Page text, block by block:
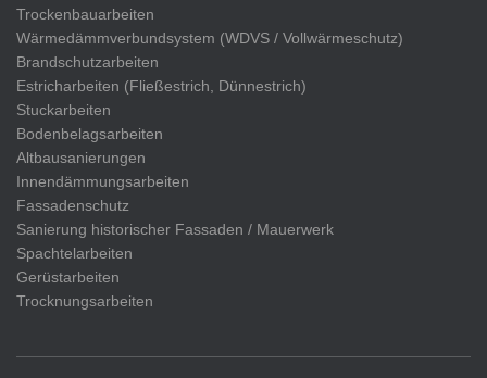
Trockenbauarbeiten
Wärmedämmverbundsystem (WDVS / Vollwärmeschutz)
Brandschutzarbeiten
Estricharbeiten (Fließestrich, Dünnestrich)
Stuckarbeiten
Bodenbelagsarbeiten
Altbausanierungen
Innendämmungsarbeiten
Fassadenschutz
Sanierung historischer Fassaden / Mauerwerk
Spachtelarbeiten
Gerüstarbeiten
Trocknungsarbeiten